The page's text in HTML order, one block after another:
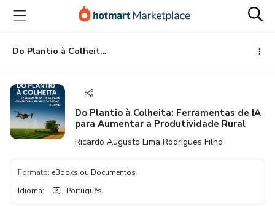
para
conteúdo
principal
para
pagamento
para
rodapé
Do Plantio à Colheita: Ferramentas de IA para Aumentar a Produtividade Rural
Do Plantio à Colheita: Ferramentas de IA
para Aumentar a Produtividade Rural
Ricardo Augusto Lima Rodrigues Filho
Formato: eBooks ou Documentos
Idioma: Português